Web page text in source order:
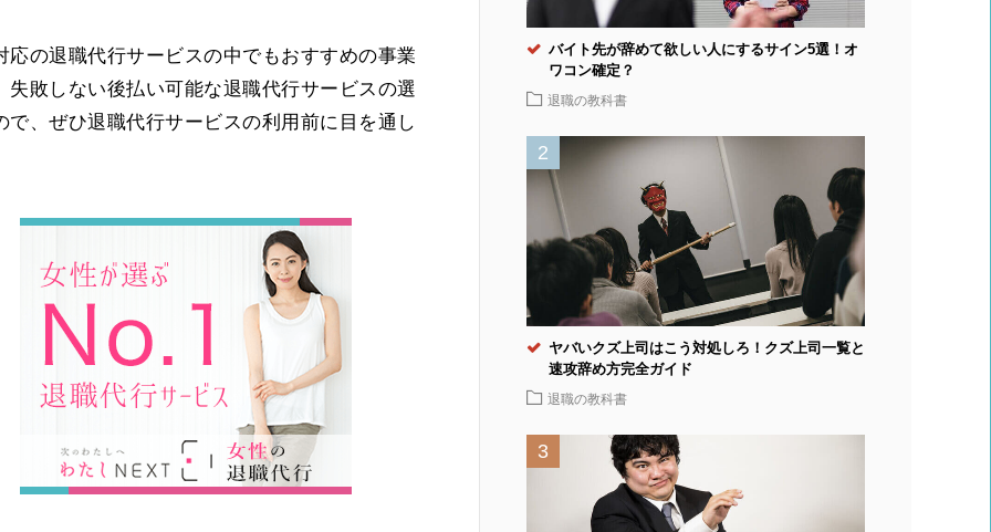
の退職代行サービスの中でもおすすめの事業
失敗しない後払い可能な退職代行サービスの選
、ぜひ退職代行サービスの利用前に目を通し
バイト先が辞めて欲しい人にするサイン5選！オ
ワコン確定？
退職の教科書
ヤバいクズ上司はこう対処しろ！クズ上司一覧と
速攻辞め方完全ガイド
退職の教科書